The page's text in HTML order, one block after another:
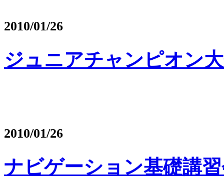
2010/01/26
ジュニアチャンピオン
2010/01/26
ナビゲーション基礎講